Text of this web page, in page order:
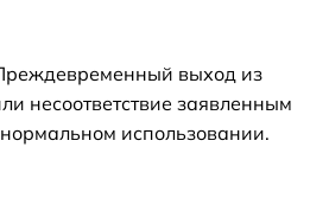
выход из
несоответствие заявленным
использовании.